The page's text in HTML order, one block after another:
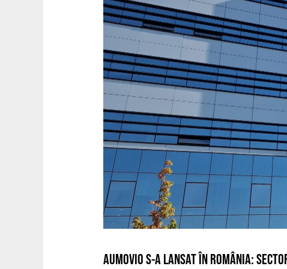
AUMOVIO S-A LANSAT ÎN ROMÂNIA: